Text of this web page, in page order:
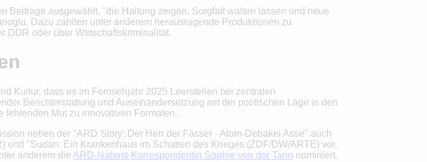
Beiträge ausgewählt, "die Haltung zeigen, Sorgfalt walten lassen und neue
Dazu zählten unter anderem herausragende Produktionen zu
DDR oder über Wirtschaftskriminalität.
Kultur, dass es im Fernsehjahr 2025 Leerstellen bei zentralen
Berichterstattung und Auseinandersetzung mit der politischen Lage in den
Mut zu innovativen Formaten.
neben der "ARD Story: Der Herr der Fässer - Atom-Debakel Asse" auch
und "Sudan: Ein Krankenhaus im Schatten des Krieges (ZDF/DW/ARTE) vor.
anderem die ARD-Nahost-Korrespondentin Sophie von der Tann nominiert.